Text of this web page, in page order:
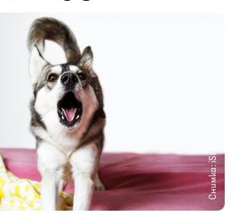
Снимка: iStock